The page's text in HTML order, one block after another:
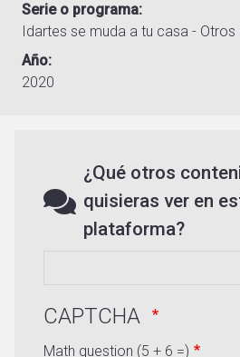
Serie o programa
Idartes se muda a tu casa -
Año
2020
¿Qué otros
quisieras ver en
plataforma?
CAPTCHA
Math question (5 + 6 =)